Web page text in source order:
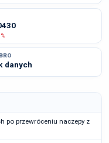
danych
po przewróceniu naczepy z